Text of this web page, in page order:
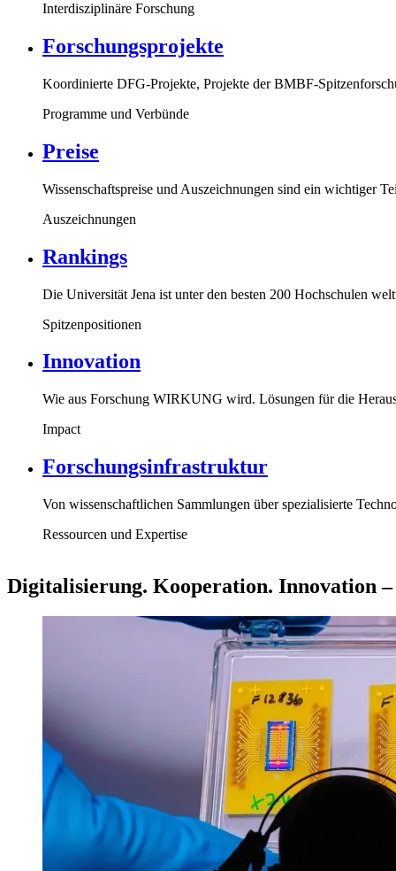
Interdisziplinäre Forschung
Forschungsprojekte
Koordinierte DFG-Projekte, Projekte der BMBF-
Programme und Verbünde
Preise
Wissenschaftspreise und Auszeichnungen sind ein wichtiger
Auszeichnungen
Rankings
Die Universität Jena ist unter den besten 200 Hochschulen
Spitzenpositionen
Innovation
Wie aus Forschung WIRKUNG wird. Lösungen für die
Impact
Forschungsinfrastruktur
Von wissenschaftlichen Sammlungen über spezialisierte
Ressourcen und Expertise
Digitalisierung. Kooperation. Innovation